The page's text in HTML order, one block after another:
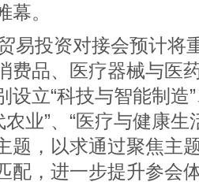
。
易投资对接会预计将
费品、医疗器械与医
设立“科技与智能制造
农业”、“医疗与健康生
题，以求通过聚焦主
配，进一步提升参会